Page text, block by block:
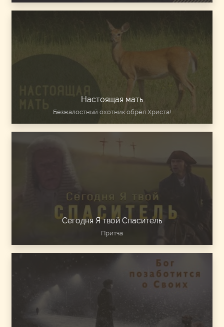
Настоящая мать
Безжалостный охотник обрёл Христа!
Сегодня Я твой Спаситель
Притча